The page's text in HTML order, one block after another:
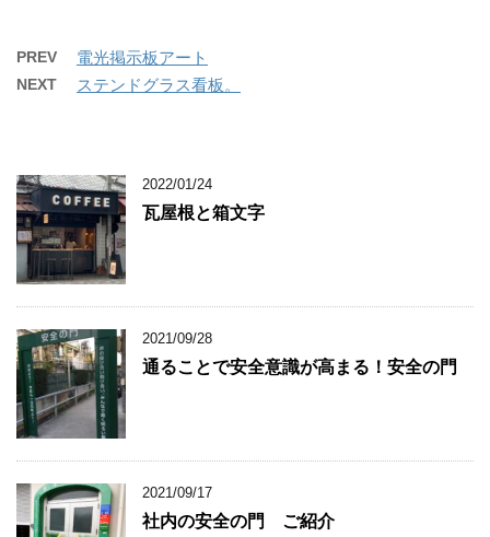
PREV 電光掲示板アート
NEXT ステンドグラス看板。
2022/01/24
瓦屋根と箱文字
2021/09/28
通ることで安全意識が高まる！安全の門
2021/09/17
社内の安全の門 ご紹介